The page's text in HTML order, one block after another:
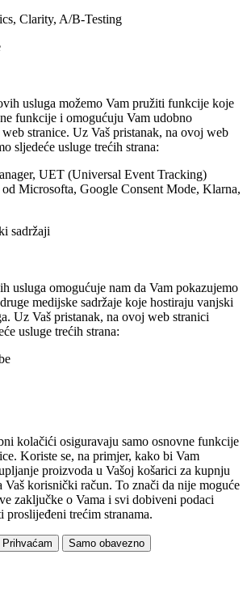
Clarity, A/B-Testing
usluga možemo Vam pružiti funkcije koje
funkcije i omogućuju Vam udobno
web stranice. Uz Vaš pristanak, na ovoj web
sljedeće usluge trećih strana:
UET (Universal Event Tracking)
Microsofta, Google Consent Mode, Klarna,
sadržaji
usluga omogućuje nam da Vam pokazujemo
medijske sadržaje koje hostiraju vanjski
Uz Vaš pristanak, na ovoj web stranici
usluge trećih strana:
kolačići osiguravaju samo osnovne funkcije
Koriste se, na primjer, kako bi Vam
proizvoda u Vašoj košarici za kupnju
Vaš korisnički račun. To znači da nije moguće
zaključke o Vama i svi dobiveni podaci
proslijeđeni trećim stranama.
Prihvaćam Samo obavezno